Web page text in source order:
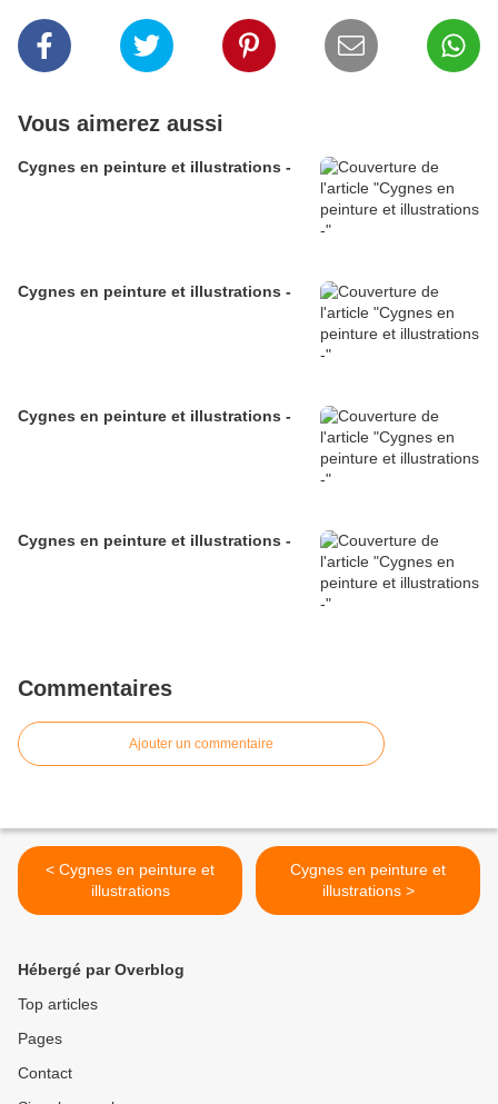
Vous aimerez aussi
Cygnes en peinture et illustrations -
Cygnes en peinture et illustrations -
Cygnes en peinture et illustrations -
Cygnes en peinture et illustrations -
Commentaires
Ajouter un commentaire
< Cygnes en peinture et
illustrations
Cygnes en peinture et
illustrations >
Hébergé par Overblog
Top articles
Pages
Contact